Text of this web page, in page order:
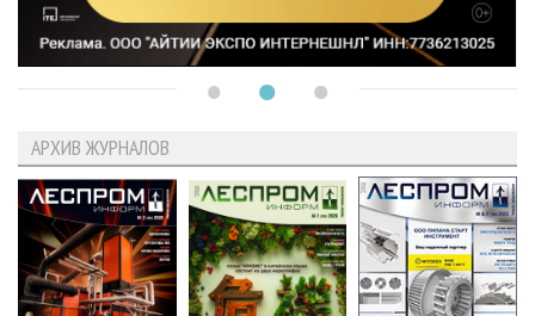
АРХИВ ЖУРНАЛОВ